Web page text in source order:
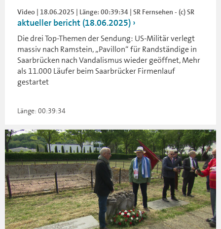
Video | 18.06.2025 | Länge: 00:39:34 | SR Fernsehen - (c) SR
aktueller bericht (18.06.2025)
Die drei Top-Themen der Sendung: US-Militär verlegt
massiv nach Ramstein, „Pavillon“ für Randständige in
Saarbrücken nach Vandalismus wieder geöffnet, Mehr
als 11.000 Läufer beim Saarbrücker Firmenlauf
gestartet
Länge: 00:39:34